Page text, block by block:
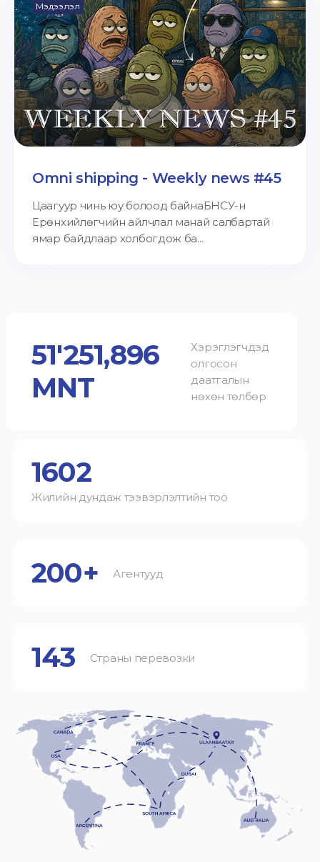
Мэдээлэл
Omni shipping - Weekly news #45
Цаагуур чинь юу болоод байнаБНСУ-н
Ерөнхийлөгчийн айлчлал манай салбартай
ямар байдлаар холбогдож ба...
51'251,896
MNT
Хэрэглэгчдэд
олгосон
даатгалын
нөхөн төлбөр
1602
Жилийн дундаж тээвэрлэлтийн тоо
200+ Агентууд
143 Страны перевозки